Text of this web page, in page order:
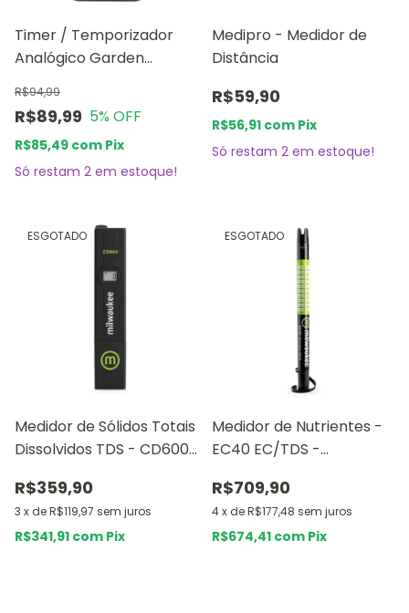
Timer / Temporizador
Analógico Garden
R$89,99
R$94,99
5% OFF
R$85,49 com Pix
Só restam 2 em estoque!
Medipro - Medidor de
Distância
R$59,90
R$56,91 com Pix
Só restam 2 em estoque!
ESGOTADO
Medidor de Sólidos Totais
Dissolvidos TDS - CD600
R$359,90
3 x deR$119,97 sem juros
R$341,91 com Pix
ESGOTADO
Medidor de Nutrientes -
EC40 EC/TDS -
R$709,90
4x deR$177,48 sem juros
R$674,41 com Pix